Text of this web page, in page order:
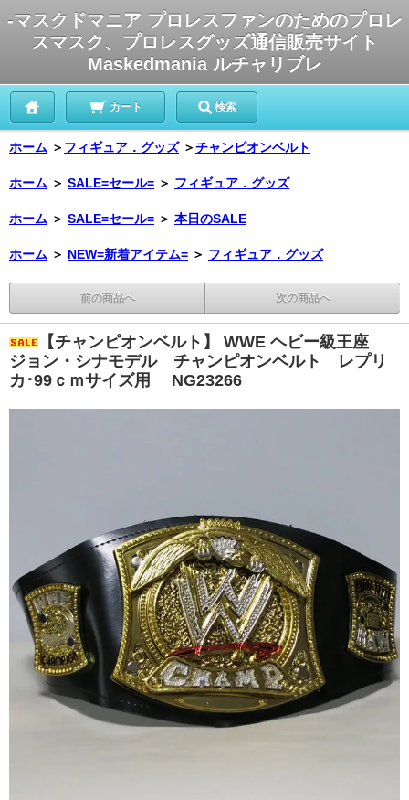
-マスクドマニア プロレスファンのためのプロレ
スマスク、プロレスグッズ通信販売サイト
Maskedmania ルチャリブレ
カート 検索
ホーム ＞ フィギュア．グッズ ＞チャンピオンベルト
ホーム ＞ SALE=セール= ＞ フィギュア．グッズ
ホーム ＞ SALE=セール= ＞ 本日のSALE
ホーム ＞ NEW=新着アイテム= ＞ フィギュア．グッズ
前の商品へ 次の商品へ
【チャンピオンベルト】 WWE ヘビー級王座
ジョン・シナモデル チャンピオンベルト レプリ
カ･99ｃｍサイズ用 NG23266